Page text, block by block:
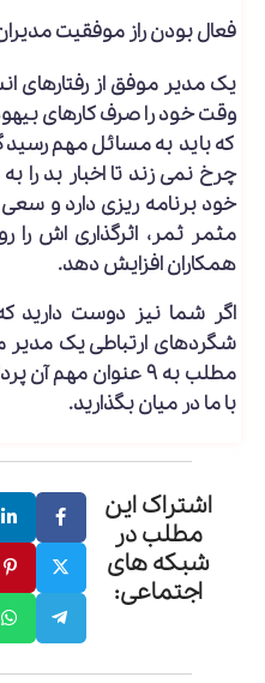
فعال بودن راز موفقیت
یک مدیر موفق از رفتارهای
وقت خود را صرف کارهای
که باید به مسائل مهم
چرخ نمی زند تا اخبار بد را
خود برنامه ریزی دارد و
مثمر ثمر، اثرگذاری اش را
همکاران افزایش دهد.
اگر شما نیز دوست دارید
شگردهای ارتباطی یک مدیر
مطلب به ۹ عنوان مهم
با ما در میان بگذارید.
اشتراک این
مطلب در
شبکه های
اجتماعی: